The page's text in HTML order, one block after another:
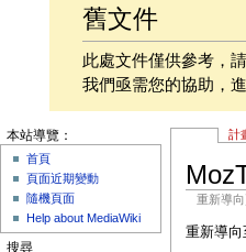
舊文件
此處文件僅供參考，
我們亟需您的協助，
計
重新導
重新導向
本站導覽：
首頁
頁面近期變動
隨機頁面
Help about MediaWiki
搜尋